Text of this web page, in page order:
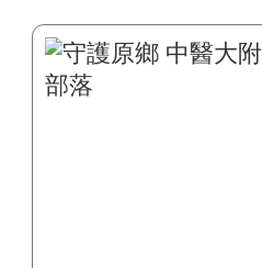
一站式疾病全人照護